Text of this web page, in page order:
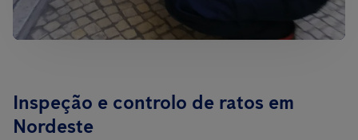
Inspeção e controlo de ratos em
Nordeste